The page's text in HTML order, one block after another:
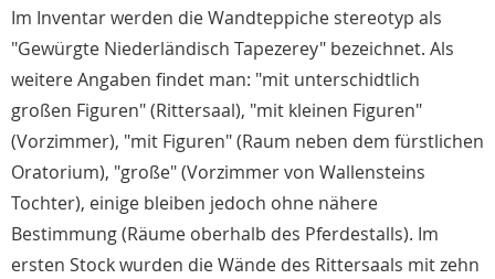
Im Inventar werden die Wandteppiche stereotyp als
"Gewürgte Niederländisch Tapezerey" bezeichnet. Als
weitere Angaben findet man: "mit unterschidtlich
großen Figuren" (Rittersaal), "mit kleinen Figuren"
(Vorzimmer), "mit Figuren" (Raum neben dem fürstlichen
Oratorium), "große" (Vorzimmer von Wallensteins
Tochter), einige bleiben jedoch ohne nähere
Bestimmung (Räume oberhalb des Pferdestalls). Im
ersten Stock wurden die Wände des Rittersaals mit zehn